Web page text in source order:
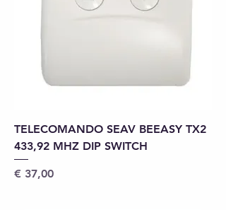
TELECOMANDO SEAV BEEASY TX2
433,92 MHZ DIP SWITCH
Preço
€ 37,00